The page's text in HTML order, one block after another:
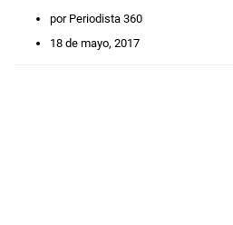
por Periodista 360
18 de mayo, 2017